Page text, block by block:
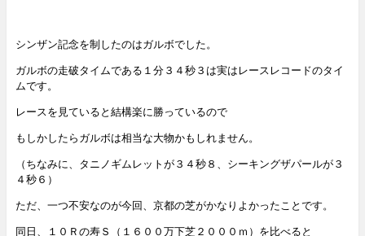
シンザン記念を制したのはガルボでした。
ガルボの走破タイムである１分３４秒３は実はレースレコードのタイ
ムです。
レースを見ていると結構楽に勝っているので
もしかしたらガルボは相当な大物かもしれません。
（ちなみに、タニノギムレットが３４秒８、シーキングザパールが３
４秒６）
ただ、一つ不安なのが今回、京都の芝がかなりよかったことです。
同日、１０Ｒの寿Ｓ（１６００万下芝２０００ｍ）を比べると